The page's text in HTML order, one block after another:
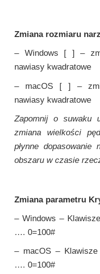
Zmiana rozmiaru
– Windows [ ] –
nawiasy kwadratowe
– macOS [ ] –
nawiasy kwadratowe
Zapomnij o suwaku
zmiana wielkości
płynne dopasowanie
obszaru w czasie
Zmiana parametru
– Windows –
…. 0=100#
– macOS – Klawisze
…. 0=100#